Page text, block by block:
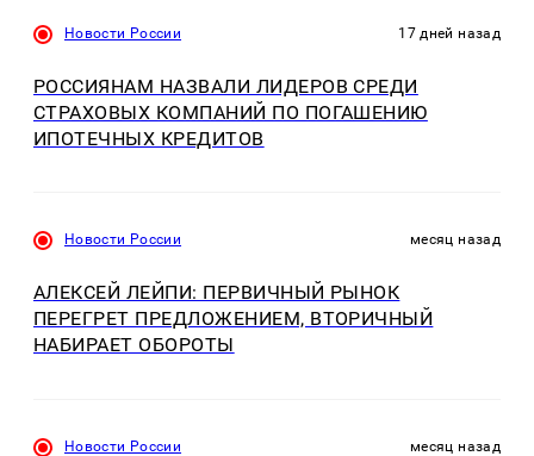
Новости России 17 дней назад
РОССИЯНАМ НАЗВАЛИ ЛИДЕРОВ СРЕДИ
СТРАХОВЫХ КОМПАНИЙ ПО ПОГАШЕНИЮ
ИПОТЕЧНЫХ КРЕДИТОВ
Новости России месяц назад
АЛЕКСЕЙ ЛЕЙПИ: ПЕРВИЧНЫЙ РЫНОК
ПЕРЕГРЕТ ПРЕДЛОЖЕНИЕМ, ВТОРИЧНЫЙ
НАБИРАЕТ ОБОРОТЫ
Новости России месяц назад